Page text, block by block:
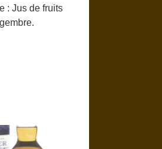
: Jus de fruits